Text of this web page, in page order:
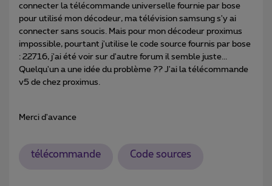
connecter la télécommande universelle fournie par bose
pour utilisé mon décodeur, ma télévision samsung s'y ai
connecter sans soucis. Mais pour mon décodeur proximus
impossible, pourtant j'utilise le code source fournis par bose
: 22716, j'ai été voir sur d'autre forum il semble juste...
Quelqu'un a une idée du problème ?? J'ai la télécommande
v5 de chez proximus.
Merci d'avance
télécommande Code sources